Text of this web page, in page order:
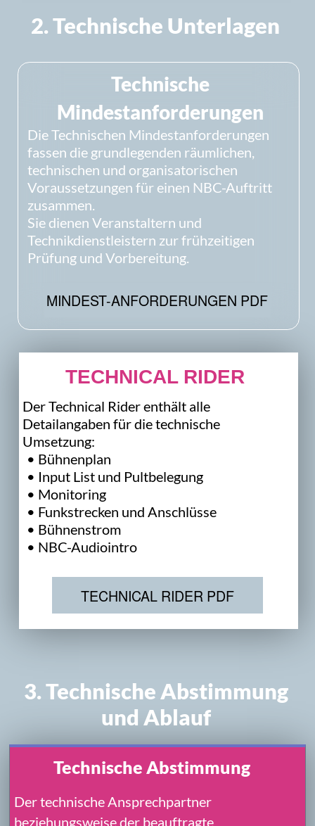
offene Punkte und mögliche Abweichungen
Bei kurzfristigeren Buchungen erfolgt die
Vertragsschluss.
Aufbau und Infrastruktur
Aufbau inkl. Soundcheck : i.d.R. ca. 2-3
Stunden
Abbau und Verladung : etwa 1 Stunde
Bühne und Technik müssen rechtzeitig
zugänglich und betriebsbereit sein
möglichst bühnennaher Entladepunkt
geeignete Parkmöglichkeiten für die
Fahrzeuge der Band
Publikumsbereichs abgeschlossen sein.
Bei Open-Air-Veranstaltungen sowie offenen
oder teilweise geschlossenen Zelten müssen
Bühne, Boden, Seiten und technische
Einrichtungen zuverlässig geschützt sein.
Erforderlich ist insbesondere Schutz vor:
Niederschlag und Schlagregen
eindringender Feuchtigkeit
zu erwartenden Windbelastungen
gefährlichen Kabelwegen und
Die Sicherheit von Personen, Instrumenten
Aufenthaltsbereich und
Versorgung
Für die Musiker und vorab angekündigte
weitere Personen wird ein sauberer und
benötigt.
möglichst vom Publikumsbereich
getrennt